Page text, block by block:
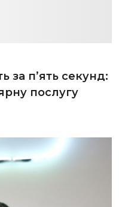
за п’ять секунд:
послугу